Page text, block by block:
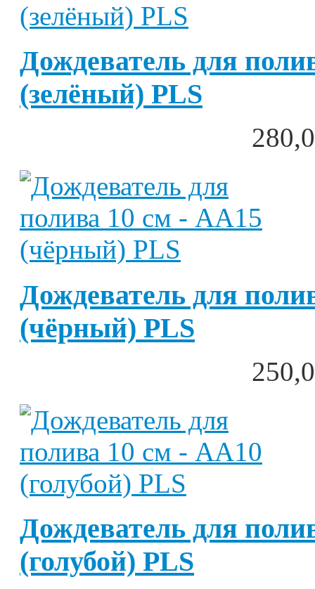
Дождеватель для
(зелёный) PLS
Дождеватель для
(чёрный) PLS
Дождеватель для
(голубой) PLS